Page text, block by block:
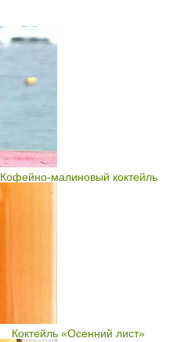
Кофейно-малиновый коктейль
Коктейль «Осенний лист»